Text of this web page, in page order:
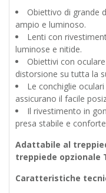
Obiettivo di grande
ampio e luminoso.
Lenti con
luminose e nitide.
Obiettivi con
distorsione su tutta la
Le conchiglie
assicurano il facile
Il rivestimento in
presa stabile e
Adattabile al
treppiede opzionale
Caratteristiche